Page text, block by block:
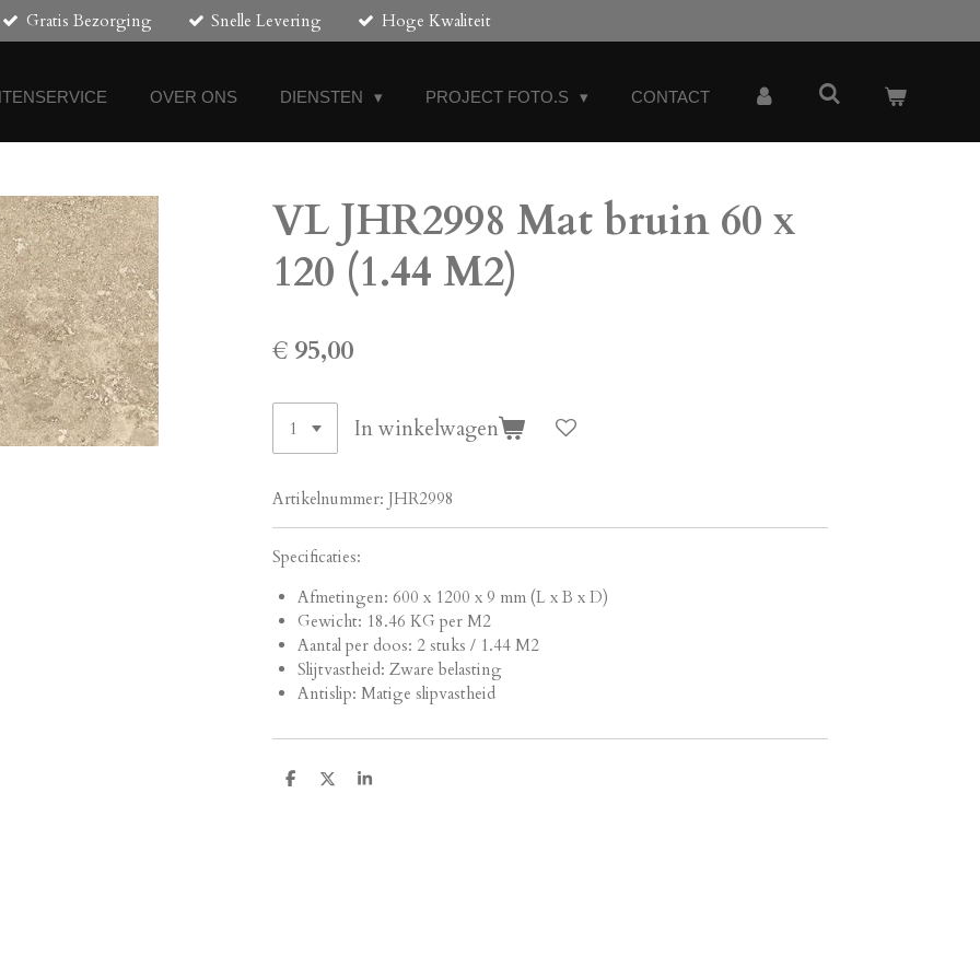
Gratis Bezorging Snelle Levering Hoge Kwaliteit
OVER ONS DIENSTEN PROJECT FOTO.S CONTACT
VL JHR2998 Mat bruin 60 x
120 (1.44 M2)
€ 95,00
In winkelwagen
Artikelnummer: JHR2998
Specificaties:
Afmetingen: 600 x 1200 x 9 mm (L x B x D)
Gewicht: 18.46 KG per M2
Aantal per doos: 2 stuks / 1.44 M2
Slijtvastheid: Zware belasting
Antislip: Matige slipvastheid
D
D
S